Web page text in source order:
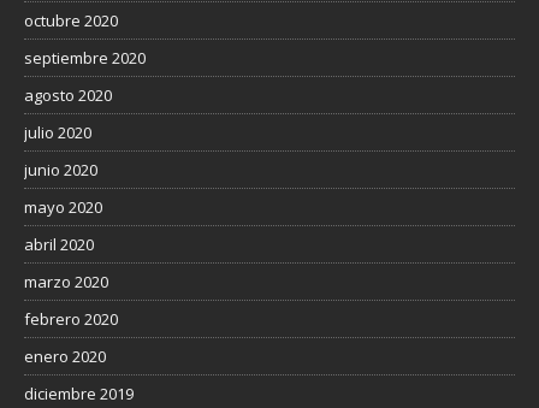
octubre 2020
septiembre 2020
agosto 2020
julio 2020
junio 2020
mayo 2020
abril 2020
marzo 2020
febrero 2020
enero 2020
diciembre 2019